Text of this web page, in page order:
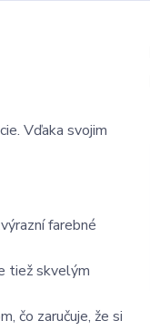
Vďaka svojim
farebné
tiež skvelým
čo zaručuje, že si